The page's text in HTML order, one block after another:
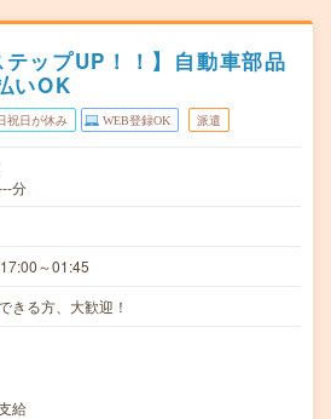
テップUP！！】自動車部品
いOK
祝日が休み WEB登録OK 派遣
分
～01:45
きる方、大歓迎！
給